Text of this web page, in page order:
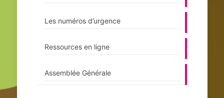
Les numéros d’urgence
Ressources en ligne
Assemblée Générale